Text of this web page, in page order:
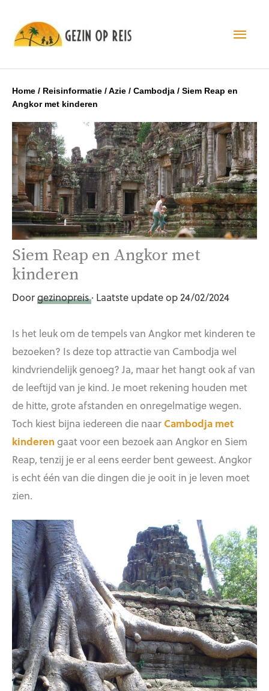
Home / Reisinformatie / Azie / Cambodja / Siem Reap en
Angkor met kinderen
Siem Reap en Angkor met
kinderen
Doorgezinopreis· Laatste update op 24/02/2024
Is het leuk om de tempels van Angkor met kinderen te
bezoeken? Is deze top attractie van Cambodja wel
kindvriendelijk genoeg? Ja, maar het hangt ook af van
de leeftijd van je kind. Je moet rekening houden met
de hitte, grote afstanden en onregelmatige wegen.
Toch kiest bijna iedereen die naarCambodja met
kinderen gaat voor een bezoek aan Angkor en Siem
Reap, tenzij je er al eens eerder bent geweest. Angkor
is echt één van die dingen die je ooit in je leven moet
zien.